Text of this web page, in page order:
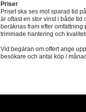
Priser
Priset ska ses mot sparad tid
är oftast en stor vinst i både tid
beräknas fram efter
trimmade hantering och
Vid begäran om offert ange
besökare och antal köp /